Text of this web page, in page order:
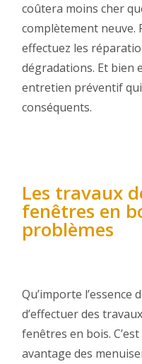
coûtera moins cher
complètement neuve.
effectuez les
dégradations. Et bien
entretien préventif
conséquents.
Les travaux
fenêtres en
problèmes
Qu’importe l’essence
d’effectuer des
fenêtres en bois.
avantage des